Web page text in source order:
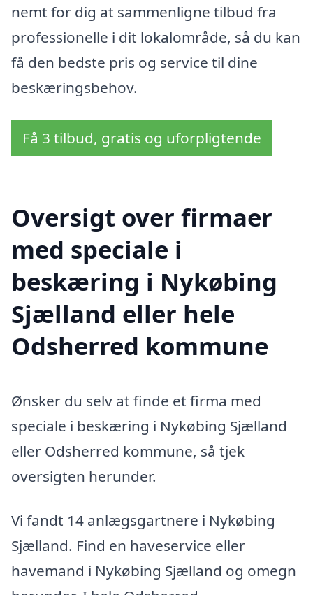
nemt for dig at sammenligne tilbud fra
professionelle i dit lokalområde, så du kan
få den bedste pris og service til dine
beskæringsbehov.
Få 3 tilbud, gratis og uforpligtende
Oversigt over firmaer
med speciale i
beskæring i Nykøbing
Sjælland eller hele
Odsherred kommune
Ønsker du selv at finde et firma med
speciale i beskæring i Nykøbing Sjælland
eller Odsherred kommune, så tjek
oversigten herunder.
Vi fandt 14 anlægsgartnere i Nykøbing
Sjælland. Find en haveservice eller
havemand i Nykøbing Sjælland og omegn